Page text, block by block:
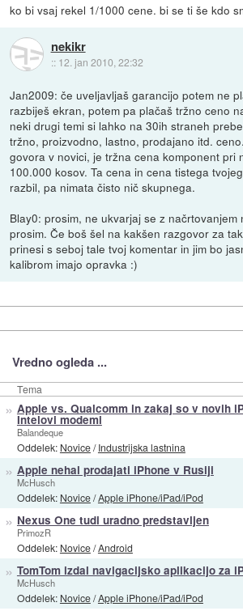
ko bi vsaj rekel 1/1000 cene. bi se ti še kdo
nekikr
:: 12. jan 2010, 22:32
Jan2009: če uveljavljaš garancijo potem ne
razbiješ ekran, potem pa plačaš tržno ceno
neki drugi temi si lahko na 30ih straneh
tržno, proizvodno, lastno, prodajano itd.
govora v novici, je tržna cena komponent pri
100.000 kosov. Ta cena in cena tistega
razbil, pa nimata čisto nič skupnega.
Blay0: prosim, ne ukvarjaj se z načrtovanjem
prosim. Če boš šel na kakšen razgovor za
prinesi s seboj tale tvoj komentar in jim bo
kalibrom imajo opravka :)
Vredno ogleda ...
Tema
» Apple vs. Qualcomm in zakaj so v novih
Intelovi modemi
Balandeque
Oddelek: Novice/Industrijska lastnina
» Apple nehal prodajati iPhone v Rusiji
McHusch
Oddelek: Novice/Apple iPhone/iPad/iPod
» Nexus One tudi uradno predstavljen
PrimozR
Oddelek: Novice/Android
» TomTom izdal navigacijsko aplikacijo za
McHusch
Oddelek: Novice/Apple iPhone/iPad/iPod